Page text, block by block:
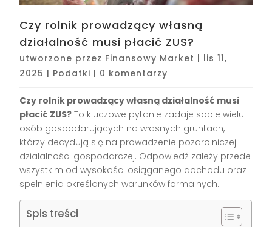
Czy rolnik prowadzący własną
działalność musi płacić ZUS?
utworzone przez Finansowy Market | lis 11,
2025 | Podatki | 0 komentarzy
Czy rolnik prowadzący własną działalność musi
płacić ZUS? To kluczowe pytanie zadaje sobie wielu
osób gospodarujących na własnych gruntach,
którzy decydują się na prowadzenie pozarolniczej
działalności gospodarczej. Odpowiedź zależy przede
wszystkim od wysokości osiąganego dochodu oraz
spełnienia określonych warunków formalnych.
Spis treści